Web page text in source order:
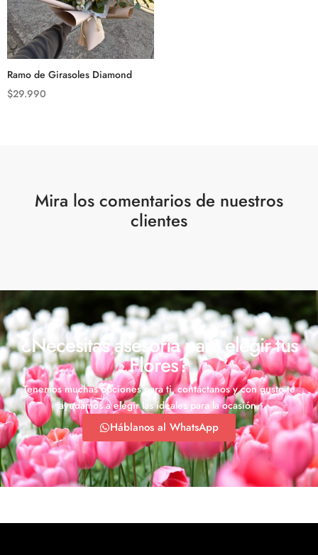
Ramo de Girasoles Diamond
$29.990
Mira los comentarios de nuestros
clientes
¿Necesitas asesoría para elegir tus
Flores?
Tenemos muchas opciones para ti, contáctanos y con gusto te
ayudamos a elegir las ideales para la ocasión.
Háblanos al WhatsApp